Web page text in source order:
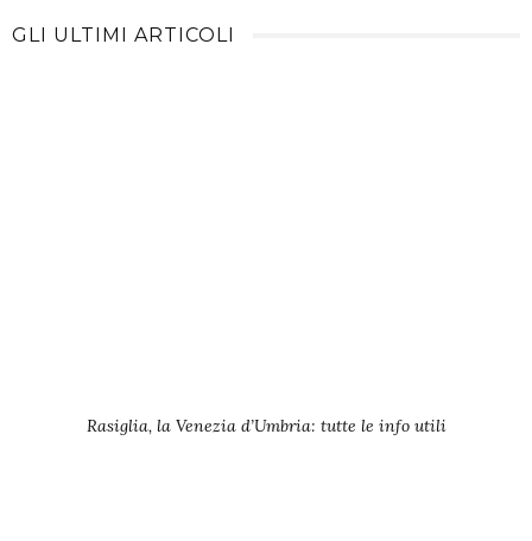
GLI ULTIMI ARTICOLI
Rasiglia, la Venezia d’Umbria: tutte le info utili